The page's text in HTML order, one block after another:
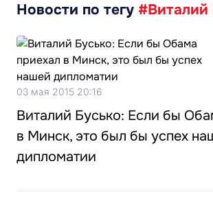
Новости по тегу #Виталий
03 мая 2015 20:16
Виталий Бусько: Если бы
в Минск, это был бы успех
дипломатии